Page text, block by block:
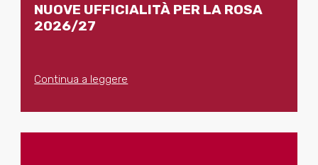
NUOVE UFFICIALITÀ PER LA ROSA
2026/27
Continua a leggere